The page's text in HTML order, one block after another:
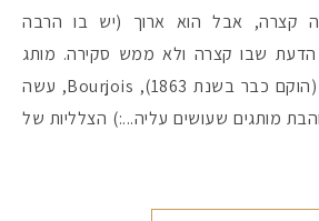
הדעת שבו קצרה ולא ממש סקירה. מותג
האיפור הצרפתי הותיק (הוקם כבר בשנת 1863), Bourjois, עשה
מותגים שעושים עליה...:) הצלליות של